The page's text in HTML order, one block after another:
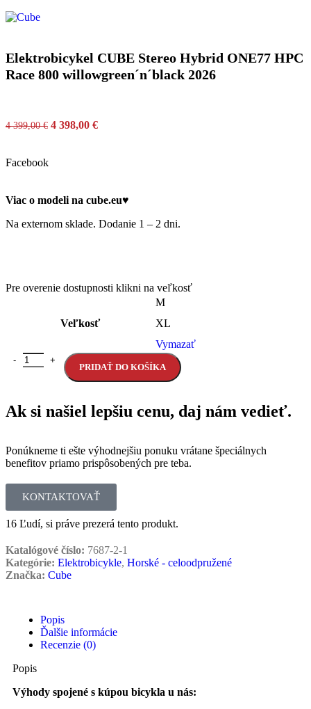
Elektrobicykel CUBE Stereo Hybrid ONE77 HPC
Race 800 willowgreen´n´black 2026
4 399,00€ 4 398,00 €
Facebook
Viac o modeli na cube.eu♥
Na externom sklade. Dodanie 1 – 2 dni.
Pre overenie dostupnosti klikni na veľkosť
Veľkosť
M
XL
Vymazať
PRIDAŤ DO KOŠÍKA
Ak si našiel lepšiu cenu, daj nám vedieť.
Ponúkneme ti ešte výhodnejšiu ponuku vrátane špeciálnych
benefitov priamo prispôsobených pre teba.
KONTAKTOVAŤ
16 Ľudí, si práve prezerá tento produkt.
Katalógové číslo: 7687-2-1
Kategórie: Elektrobicykle, Horské - celoodpružené
Značka: Cube
Popis
Ďalšie informácie
Recenzie (0)
Popis
Výhody spojené s kúpou bicykla u nás: